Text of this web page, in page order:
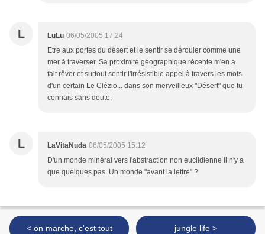
L LuLu 06/05/2005 17:24
Etre aux portes du désert et le sentir se dérouler comme une
mer à traverser. Sa proximité géographique récente m'en a
fait rêver et surtout sentir l'irrésistible appel à travers les mots
d'un certain Le Clézio... dans son merveilleux "Désert" que tu
connais sans doute.
L LaVitaNuda 06/05/2005 15:12
D'un monde minéral vers l'abstraction non euclidienne il n'y a
que quelques pas. Un monde "avant la lettre" ?
< on marche, c'est tout jungle life >